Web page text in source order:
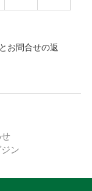
トをお持ちの方で
を超える場合、
お問合せの返
ン